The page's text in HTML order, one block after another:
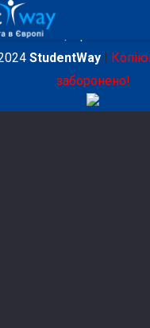
StudentWay|
заборонено!